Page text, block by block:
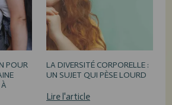
POUR
LA DIVERSITÉ CORPORELLE :
UN SUJET QUI PÈSE LOURD
Lire l'article